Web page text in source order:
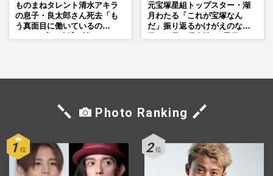
ものまねタレント清水アキラ
の息子・良太郎さん死去「も
う真面目に働いているの
元宝塚星組トップスター・湖
月わたる「これが宝塚なん
だ」振り返るかけがえのない
Photo Ranking